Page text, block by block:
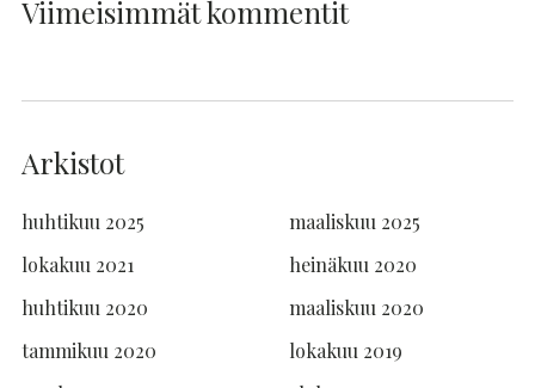
Viimeisimmät kommentit
Arkistot
huhtikuu 2025
maaliskuu 2025
lokakuu 2021
heinäkuu 2020
huhtikuu 2020
maaliskuu 2020
tammikuu 2020
lokakuu 2019